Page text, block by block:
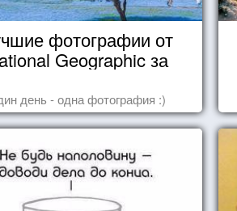
фотографии от
Geographic за
день - одна фотография :)